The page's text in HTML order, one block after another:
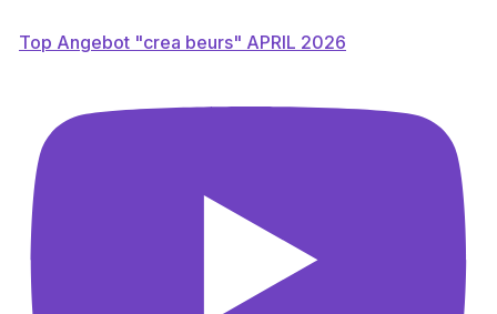
Top Angebot "crea beurs" APRIL 2026